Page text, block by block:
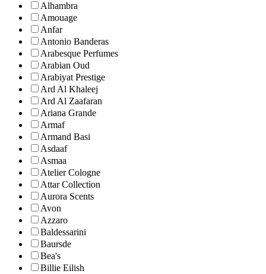
Alhambra
Amouage
Anfar
Antonio Banderas
Arabesque Perfumes
Arabian Oud
Arabiyat Prestige
Ard Al Khaleej
Ard Al Zaafaran
Ariana Grande
Armaf
Armand Basi
Asdaaf
Asmaa
Atelier Cologne
Attar Collection
Aurora Scents
Avon
Azzaro
Baldessarini
Baursde
Bea's
Billie Eilish